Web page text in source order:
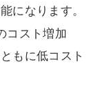
になります。
コスト増加
もに低コスト